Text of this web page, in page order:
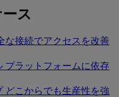
ス
な接続でアクセスを改善
プラットフォームに依存
どこからでも生産性を強